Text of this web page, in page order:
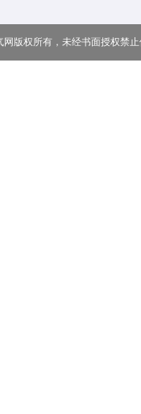
网版权所有，未经书面授权